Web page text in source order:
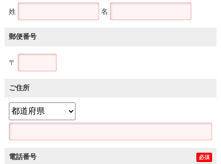
姓 名
郵便番号
〒
ご住所
電話番号 必須